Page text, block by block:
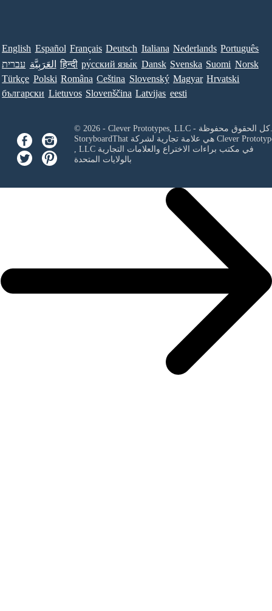
English Español Français Deutsch Italiana Nederlands Português
עברית العَرَبِيَّة हिन्दी ру́сский язы́к Dansk Svenska Suomi Norsk
Türkçe Polski Româna Ceština Slovenský Magyar Hrvatski
български Lietuvos Slovenščina Latvijas eesti
© 2026 - Clever Prototypes, LLC - كل الحقوق محفوظة.
StoryboardThat هي علامة تجارية لشركة Clever
, LLCفي مكتب براءات الاختراع والعلامات التجارية
بالولايات المتحدة